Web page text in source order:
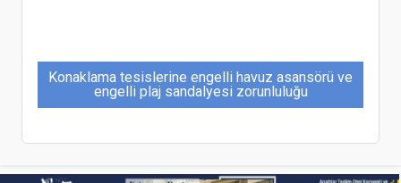
Konaklama tesislerine engelli havuz asansörü ve
engelli plaj sandalyesi zorunluluğu